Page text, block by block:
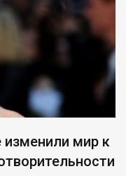
изменили мир к